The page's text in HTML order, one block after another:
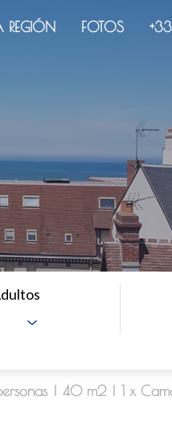
REGIÓN FOTOS
40 m2 1 x